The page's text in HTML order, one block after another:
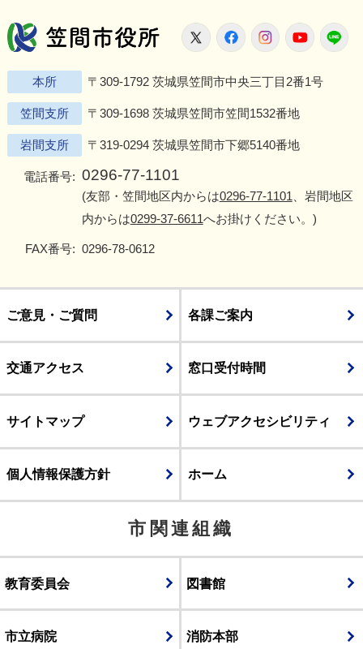
笠間市役所
X FacebookInstagram
本所 〒309-1792 茨城県笠間市中央三丁目2番1号
笠間支所 〒309-1698 茨城県笠間市笠間1532番地
岩間支所 〒319-0294 茨城県笠間市下郷5140番地
電話番号: 0296-77-1101
(友部・笠間地区内からは0296-77-1101 、岩間地区
内からは0299-37-6611へお掛けください。)
FAX番号: 0296-78-0612
ご意見・ご質問 各課ご案内
交通アクセス 窓口受付時間
サイトマップ ウェブアクセシビリティ
個人情報保護方針 ホーム
市関連組織
教育委員会 図書館
市立病院 消防本部